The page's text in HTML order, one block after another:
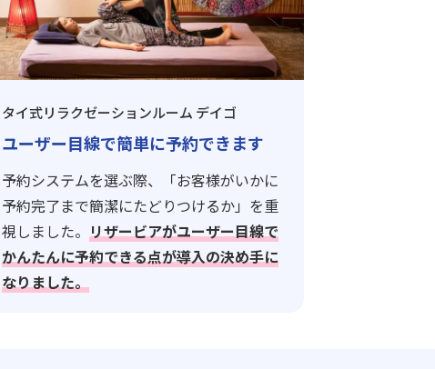
タイ式リラクゼーションルーム デイゴ
ユーザー目線で簡単に予約できます
予約システムを選ぶ際、「お客様がいかに
予約完了まで簡潔にたどりつけるか」を重
視しました。 リザービアがユーザー目線で
かんたんに予約できる点が導入の決め手に
なりました。